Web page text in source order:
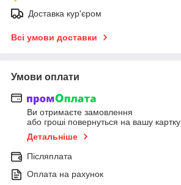
Доставка кур'єром
Всі умови доставки
Умови оплати
Ви отримаєте замовлення
або гроші повернуться на вашу картку
Детальніше
Післяплата
Оплата на рахунок